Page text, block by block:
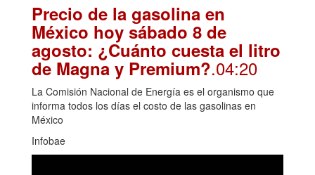
Precio de la gasolina en
México hoy sábado 8 de
agosto: ¿Cuánto cuesta el litro
de Magna y Premium?.04:20
La Comisión Nacional de Energía es el organismo que
informa todos los días el costo de las gasolinas en
México
Infobae